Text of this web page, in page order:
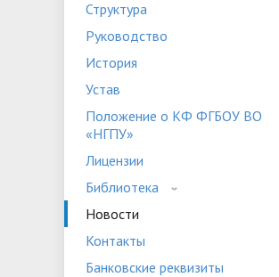
Устав
Банковские реквизиты
Программы дополнительного
образования
Мероприятия
Структура
Руководство
История
Устав
Положение о КФ ФГБОУ ВО
«НГПУ»
Лицензии
Библиотека
Новости
Контакты
Банковские реквизиты